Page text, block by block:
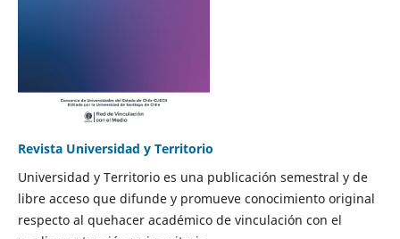
Revista Universidad y Territorio
Universidad y Territorio es una publicación semestral y de
libre acceso que difunde y promueve conocimiento original
respecto al quehacer académico de vinculación con el